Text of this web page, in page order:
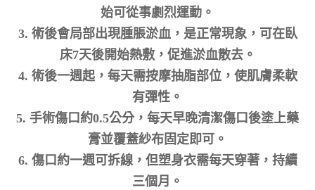
始可從事劇烈運動。
3. 術後會局部出現腫脹淤血，是正常現象，可在臥
床7天後開始熱敷，促進淤血散去。
4. 術後一週起，每天需按摩抽脂部位，使肌膚柔軟
有彈性。
5. 手術傷口約0.5公分，每天早晚清潔傷口後塗上藥
膏並覆蓋紗布固定即可。
6. 傷口約一週可拆線，但塑身衣需每天穿著，持續
三個月。